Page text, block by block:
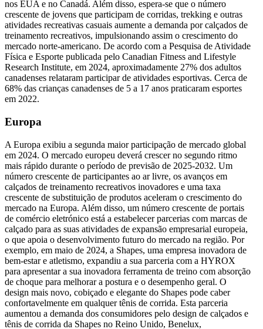
nos EUA e no Canadá. Além disso, espera-se que o número
crescente de jovens que participam de corridas, trekking e outras
atividades recreativas casuais aumente a demanda por calçados de
treinamento recreativos, impulsionando assim o crescimento do
mercado norte-americano. De acordo com a Pesquisa de Atividade
Física e Esporte publicada pelo Canadian Fitness and Lifestyle
Research Institute, em 2024, aproximadamente 27% dos adultos
canadenses relataram participar de atividades esportivas. Cerca de
68% das crianças canadenses de 5 a 17 anos praticaram esportes
em 2022.
Europa
A Europa exibiu a segunda maior participação de mercado global
em 2024. O mercado europeu deverá crescer no segundo ritmo
mais rápido durante o período de previsão de 2025-2032. Um
número crescente de participantes ao ar livre, os avanços em
calçados de treinamento recreativos inovadores e uma taxa
crescente de substituição de produtos aceleram o crescimento do
mercado na Europa. Além disso, um número crescente de portais
de comércio eletrónico está a estabelecer parcerias com marcas de
calçado para as suas atividades de expansão empresarial europeia,
o que apoia o desenvolvimento futuro do mercado na região. Por
exemplo, em maio de 2024, a Shapes, uma empresa inovadora de
bem-estar e atletismo, expandiu a sua parceria com a HYROX
para apresentar a sua inovadora ferramenta de treino com absorção
de choque para melhorar a postura e o desempenho geral. O
design mais novo, cobiçado e elegante do Shapes pode caber
confortavelmente em qualquer tênis de corrida. Esta parceria
aumentou a demanda dos consumidores pelo design de calçados e
tênis de corrida da Shapes no Reino Unido, Benelux,